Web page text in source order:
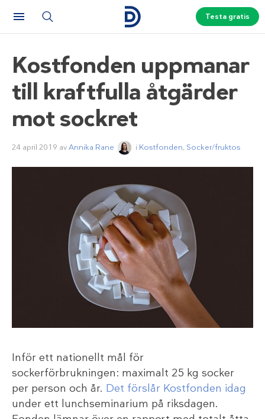
Testa gratis
Kostfonden uppmanar
till kraftfulla åtgärder
mot sockret
24 april 2019 avAnnika Rane i Kostfonden, Socker/fruktos
Inför ett nationellt mål för
sockerförbrukningen: maximalt 25 kg socker
per person och år. Det förslår Kostfonden idag
under ett lunchseminarium på riksdagen.